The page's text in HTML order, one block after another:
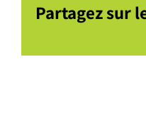
Partagez sur